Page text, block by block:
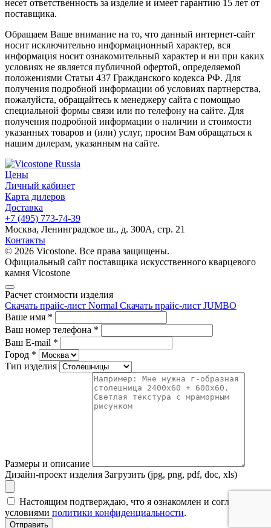
несет ответственность за изделие и имеет гарантию 15 лет от
поставщика.
Обращаем Ваше внимание на то, что данный интернет-сайт
носит исключительно информационный характер, вся
информация носит ознакомительный характер и ни при каких
условиях не является публичной офертой, определяемой
положениями Статьи 437 Гражданского кодекса РФ. Для
получения подробной информации об условиях партнерства,
пожалуйста, обращайтесь к менеджеру сайта с помощью
специальной формы связи или по телефону на сайте. Для
получения подробной информации о наличии и стоимости
указанных товаров и (или) услуг, просим Вам обращаться к
нашим дилерам, указанным на сайте.
Цены
Личный кабинет
Карта дилеров
Доставка
+7 (495) 773-74-39
Москва, Ленинградское ш., д. 300А, стр. 21
Контакты
© 2026 Vicostone. Все права защищены.
Официальный сайт поставщика искусственного кварцевого
камня Vicostone
Расчет стоимости изделия
Скачать прайс-лист Normal Скачать прайс-лист JUMBO
Ваше имя *
Ваш номер телефона *
Ваш E-mail *
Город *
Тип изделия
Размеры и описание
Дизайн-проект изделия Загрузить (jpg, png, pdf, doc, xls)
Настоящим подтверждаю, что я ознакомлен и согласен с
условиями политики конфиденциальности.
Отправить